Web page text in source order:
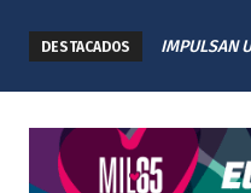
DESTACADOS
IMPULSAN